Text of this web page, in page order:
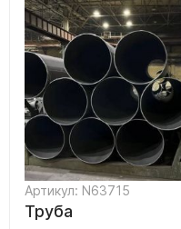
Артикул: N63715
Труба